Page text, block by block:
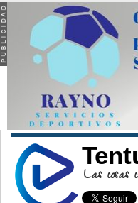
Las cosas